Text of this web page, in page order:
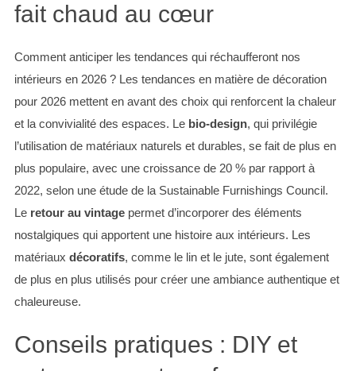
fait chaud au cœur
Comment anticiper les tendances qui réchaufferont nos
intérieurs en 2026 ? Les tendances en matière de décoration
pour 2026 mettent en avant des choix qui renforcent la chaleur
et la convivialité des espaces. Le bio-design, qui privilégie
l’utilisation de matériaux naturels et durables, se fait de plus en
plus populaire, avec une croissance de 20 % par rapport à
2022, selon une étude de la Sustainable Furnishings Council.
Le retour au vintagepermet d’incorporer des éléments
nostalgiques qui apportent une histoire aux intérieurs. Les
matériaux décoratifs, comme le lin et le jute, sont également
de plus en plus utilisés pour créer une ambiance authentique et
chaleureuse.
Conseils pratiques : DIY et